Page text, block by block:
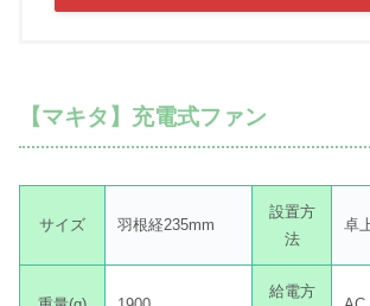
【マキタ】充電式ファン
サイズ 羽根経235mm
設置方
法
卓
給電方